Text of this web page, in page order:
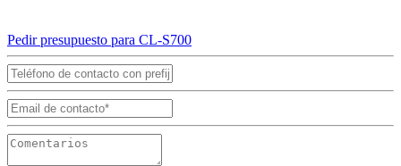
Pedir presupuesto para CL-S700